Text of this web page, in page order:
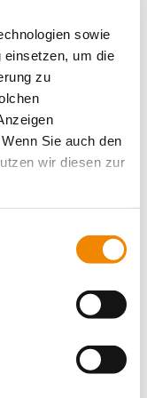
sowie
einsetzen, um die
zu
Sie auch den
wir diesen zur
und
von anderen
auch, wenn Sie
verwenden,
(insb. die USA)
kein der EU